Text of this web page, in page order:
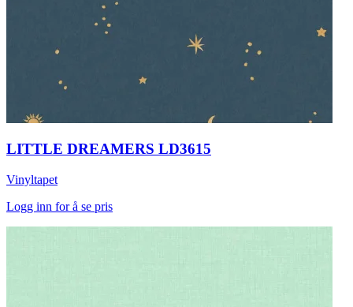
LITTLE DREAMERS LD3615
Vinyltapet
Logg inn for å se pris